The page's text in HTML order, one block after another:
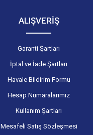
ALIŞVERİŞ
Garanti Şartları
İptal ve İade Şartları
Havale Bildirim Formu
Hesap Numaralarımız
Kullanım Şartları
Mesafeli Satış Sözleşmesi